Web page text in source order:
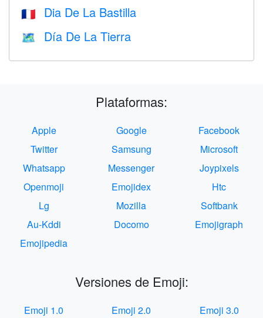
🇫🇷 Dia De La Bastilla
🗺️ Día De La Tierra
Plataformas:
Apple Google
Facebook
Twitter
Samsung
Microsoft
Whatsapp
Messenger
Joypixels
Openmoji
Emojidex
Htc
Lg
Mozilla
Softbank
Au-Kddi
Docomo
Emojigraph
Emojipedia
Versiones de Emoji:
Emoji 1.0 Emoji 2.0 Emoji 3.0